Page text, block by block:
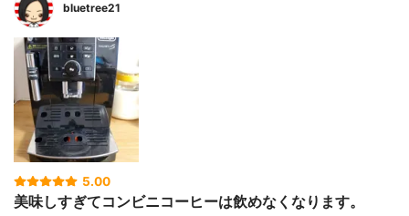
bluetree21
5.00
美味しすぎてコンビニコーヒーは飲めなくなります。